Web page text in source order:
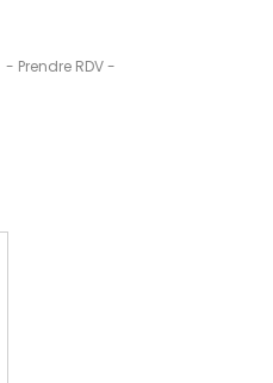
- Prendre RDV -